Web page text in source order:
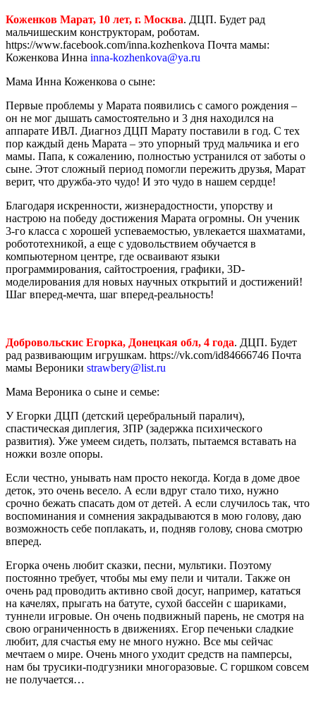
Коженков Марат, 10 лет, г. Москва. ДЦП. Будет рад
мальчишеским конструкторам, роботам.
https://www.facebook.com/inna.kozhenkova Почта мамы:
Коженкова Инна inna-kozhenkova@ya.ru
Мама Инна Коженкова о сыне:
Первые проблемы у Марата появились с самого рождения –
он не мог дышать самостоятельно и 3 дня находился на
аппарате ИВЛ. Диагноз ДЦП Марату поставили в год. С тех
пор каждый день Марата – это упорный труд мальчика и его
мамы. Папа, к сожалению, полностью устранился от заботы о
сыне. Этот сложный период помогли пережить друзья, Марат
верит, что дружба-это чудо! И это чудо в нашем сердце!
Благодаря искренности, жизнерадостности, упорству и
настрою на победу достижения Марата огромны. Он ученик
3-го класса с хорошей успеваемостью, увлекается шахматами,
робототехникой, а еще с удовольствием обучается в
компьютерном центре, где осваивают языки
программирования, сайтостроения, графики, 3D-
моделирования для новых научных открытий и достижений!
Шаг вперед-мечта, шаг вперед-реальность!
Добровольскис Егорка, Донецкая обл, 4 года. ДЦП. Будет
рад развивающим игрушкам. https://vk.com/id84666746 Почта
мамы Вероники strawbery@list.ru
Мама Вероника о сыне и семье:
У Егорки ДЦП (детский церебральный паралич),
спастическая диплегия, ЗПР (задержка психического
развития). Уже умеем сидеть, ползать, пытаемся вставать на
ножки возле опоры.
Если честно, унывать нам просто некогда. Когда в доме двое
деток, это очень весело. А если вдруг стало тихо, нужно
срочно бежать спасать дом от детей. А если случилось так, что
воспоминания и сомнения закрадываются в мою голову, даю
возможность себе поплакать, и, подняв голову, снова смотрю
вперед.
Егорка очень любит сказки, песни, мультики. Поэтому
постоянно требует, чтобы мы ему пели и читали. Также он
очень рад проводить активно свой досуг, например, кататься
на качелях, прыгать на батуте, сухой бассейн с шариками,
туннели игровые. Он очень подвижный парень, не смотря на
свою ограниченность в движениях. Егор печеньки сладкие
любит, для счастья ему не много нужно. Все мы сейчас
мечтаем о мире. Очень много уходит средств на памперсы,
нам бы трусики-подгузники многоразовые. С горшком совсем
не получается…